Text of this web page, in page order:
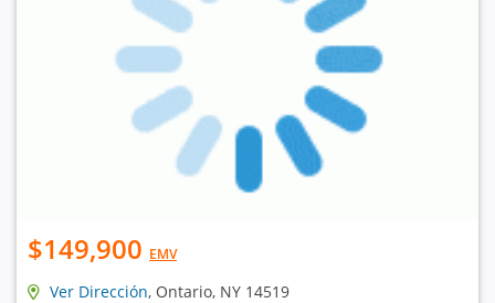
$149,900 EMV
Ver Dirección, Ontario, NY 14519